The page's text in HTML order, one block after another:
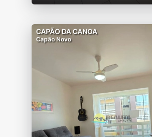
CAPÃO DA CANOA
Capão Novo